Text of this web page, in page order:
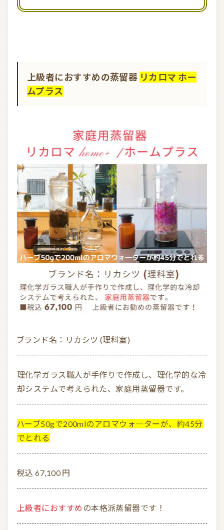
上級者におすすめの蒸留器 リカロマ ホー
ムプラス
ブランド名：リカシツ (理科室)
理化学ガラス職人が手作りで作成し、理化学的な冷
却システムで考えられた、家庭用蒸留器です。
ハーブ50gで200mlのアロマウォ―ターが、約45分
でとれる
税込 67,100 円
上級者におすすめ の本格派蒸留器です！